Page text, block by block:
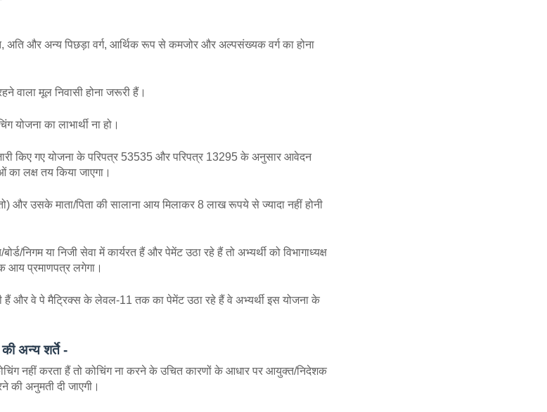
अति और अन्य पिछड़ा वर्ग, आर्थिक रूप से कमजोर और अल्पसंख्यक वर्ग का होना
वाला मूल निवासी होना जरूरी हैं।
का लाभार्थी ना हो।
किए गए योजना के परिपत्र 53535 और परिपत्र 13295 के अनुसार आवेदन
का लक्ष तय किया जाएगा।
और उसके माता/पिता की सालाना आय मिलाकर 8 लाख रूपये से ज्यादा नहीं होनी
निगम या निजी सेवा में कार्यरत हैं और पेमेंट उठा रहे हैं तो अभ्यर्थी को विभागाध्यक्ष
आय प्रमाणपत्र लगेगा।
हैं और वे पे मैट्रिक्स के लेवल-11 तक का पेमेंट उठा रहे हैं वे अभ्यर्थी इस योजना के
अन्य शर्ते -
नहीं करता हैं तो कोचिंग ना करने के उचित कारणों के आधार पर आयुक्त/निदेशक
की अनुमती दी जाएगी।